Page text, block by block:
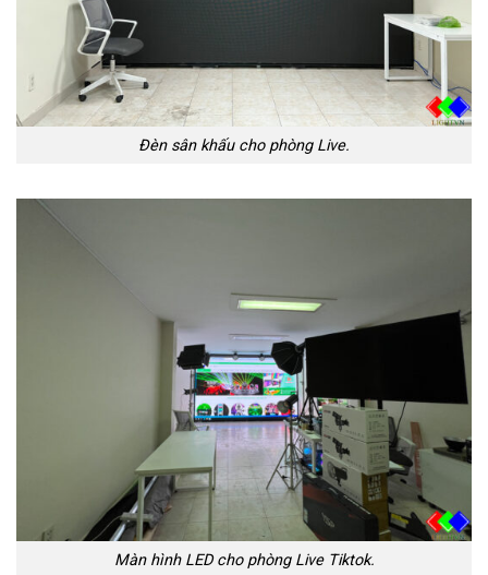
Đèn sân khấu cho phòng Live.
Màn hình LED cho phòng Live Tiktok.